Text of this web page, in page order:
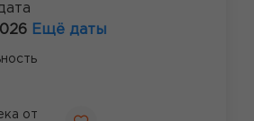
Ещё даты
от